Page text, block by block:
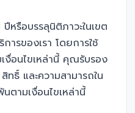
รือบรรลุนิติภาวะในเขต
ารของเรา โดยการใช้
งื่อนไขเหล่านี้ คุณรับรอง
ทธิ์ และความสามารถใน
ตามเงื่อนไขเหล่านี้